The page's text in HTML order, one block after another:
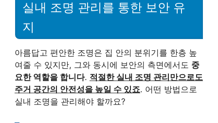
실내 조명 관리를 통한 보안 유
지
아름답고 편안한 조명은 집 안의 분위기를 한층 높
여줄 수 있지만, 그와 동시에 보안의 측면에서도 중
요한 역할을 합니다. 적절한 실내 조명 관리만으로도
주거 공간의 안전성을 높일 수 있죠. 어떤 방법으로
실내 조명을 관리해야 할까요?